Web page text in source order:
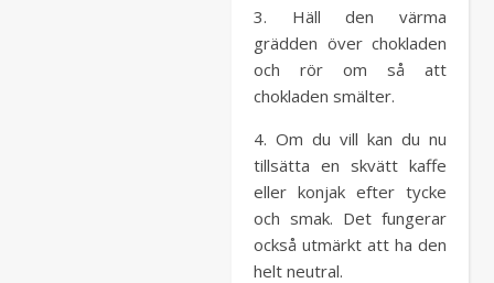
3. Häll den värma
grädden över chokladen
och rör om så att
chokladen smälter.
4. Om du vill kan du nu
tillsätta en skvätt kaffe
eller konjak efter tycke
och smak. Det fungerar
också utmärkt att ha den
helt neutral.